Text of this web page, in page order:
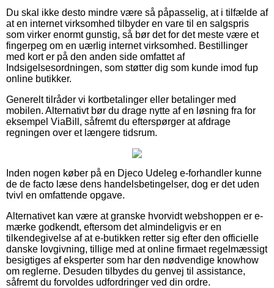
Du skal ikke desto mindre være så påpasselig, at i tilfælde af
at en internet virksomhed tilbyder en vare til en salgspris
som virker enormt gunstig, så bør det for det meste være et
fingerpeg om en uærlig internet virksomhed. Bestillinger
med kort er på den anden side omfattet af
Indsigelsesordningen, som støtter dig som kunde imod fup
online butikker.
Generelt tilråder vi kortbetalinger eller betalinger med
mobilen. Alternativt bør du drage nytte af en løsning fra for
eksempel ViaBill, såfremt du efterspørger at afdrage
regningen over et længere tidsrum.
Inden nogen køber på en Djeco Udeleg e-forhandler kunne
de de facto læse dens handelsbetingelser, dog er det uden
tvivl en omfattende opgave.
Alternativet kan være at granske hvorvidt webshoppen er e-
mærke godkendt, eftersom det almindeligvis er en
tilkendegivelse af at e-butikken retter sig efter den officielle
danske lovgivning, tillige med at online firmaet regelmæssigt
besigtiges af eksperter som har den nødvendige knowhow
om reglerne. Desuden tilbydes du genvej til assistance,
såfremt du forvoldes udfordringer ved din ordre.